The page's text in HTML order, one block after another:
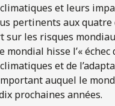
et leurs
pertinents aux quatre
sur les risques
mondial hisse l’« échec
et de
auquel le
prochaines années.